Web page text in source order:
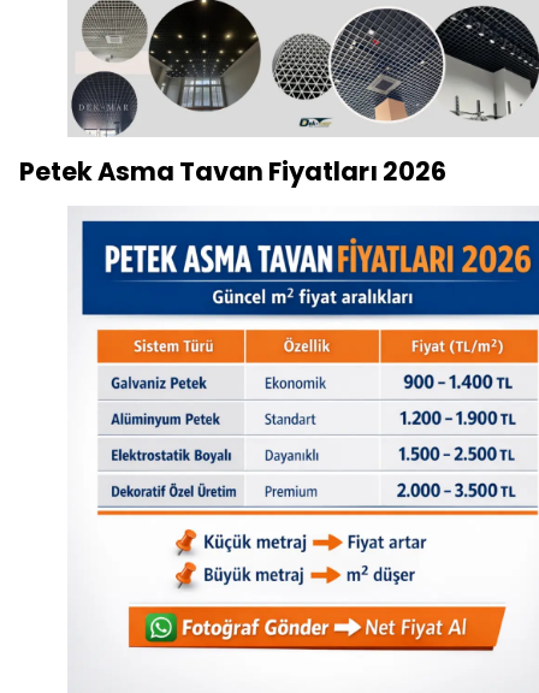
Petek Asma Tavan Fiyatları 2026